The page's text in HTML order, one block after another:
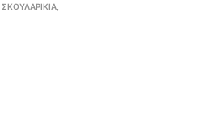
ΣΚΟΥΛΑΡΊΚΙΑ